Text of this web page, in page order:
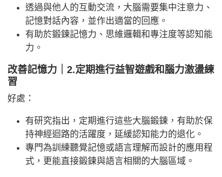
透過與他人的互動交流，大腦需要集中注意力、
記憶對話內容，並作出適當的回應。
有助於鍛鍊記憶力、思維邏輯和專注度等認知能
力。
改善記憶力｜ 2.定期進行益智遊戲和腦力激盪練
習
好處：
有研究指出，定期進行這些大腦鍛鍊，有助於保
持神經迴路的活躍度，延緩認知能力的退化。
專門為訓練聽覺記憶或語言理解而設計的應用程
式，更能直接鍛鍊與語言相關的大腦區域。